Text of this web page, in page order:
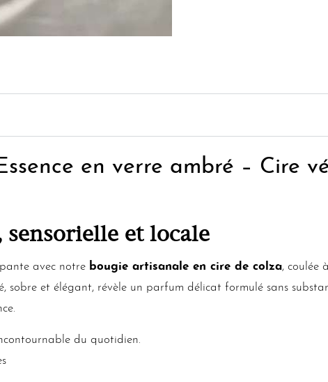
en verre ambré – Cire
et locale
avec notre bougie artisanale en cire de colza, coulée
sobre et élégant, révèle un parfum délicat formulé sans
du quotidien.